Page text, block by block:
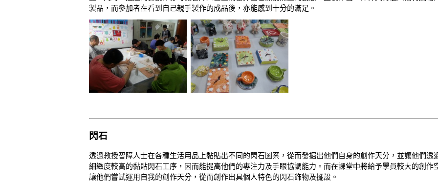
製品，而參加者在看到自己親手製作的成品後，亦能感到十分的滿足。
閃石
透過教授智障人士在各種生活用品上黏貼出不同的閃石圖案，從而發掘出他們自身的創作天分，並讓他們透
細緻度較高的黏貼閃石工序，因而能提高他們的專注力及手眼協調能力。而在課堂中將給予學員較大的創作
讓他們嘗試運用自我的創作天分，從而創作出具個人特色的閃石飾物及擺設。